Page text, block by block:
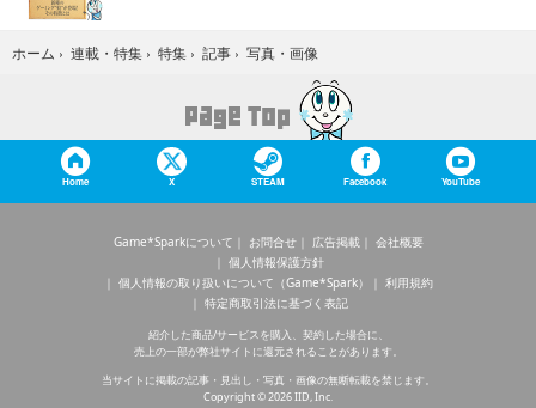
ホーム › 連載・特集 › 特集 › 記事 › 写真・画像
Home X STEAM Facebook YouTube
Game*Sparkについて お問合せ 広告掲載
会社概要
個人情報保護方針
個人情報の取り扱いについて（Game*Spark）
利用規約
特定商取引法に基づく表記
紹介した商品/サービスを購入、契約した場合に、
売上の一部が弊社サイトに還元されることがあります。
当サイトに掲載の記事・見出し・写真・画像の無断転載を禁じます。
Copyright © 2026 IID, Inc.